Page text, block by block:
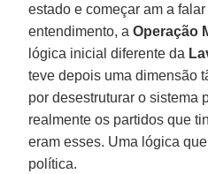
estado e começar am a
entendimento, aOperação
lógica inicial diferente da
teve depois uma dimensão
por desestruturar o sistema
realmente os partidos que
eram esses. Uma lógica
política.